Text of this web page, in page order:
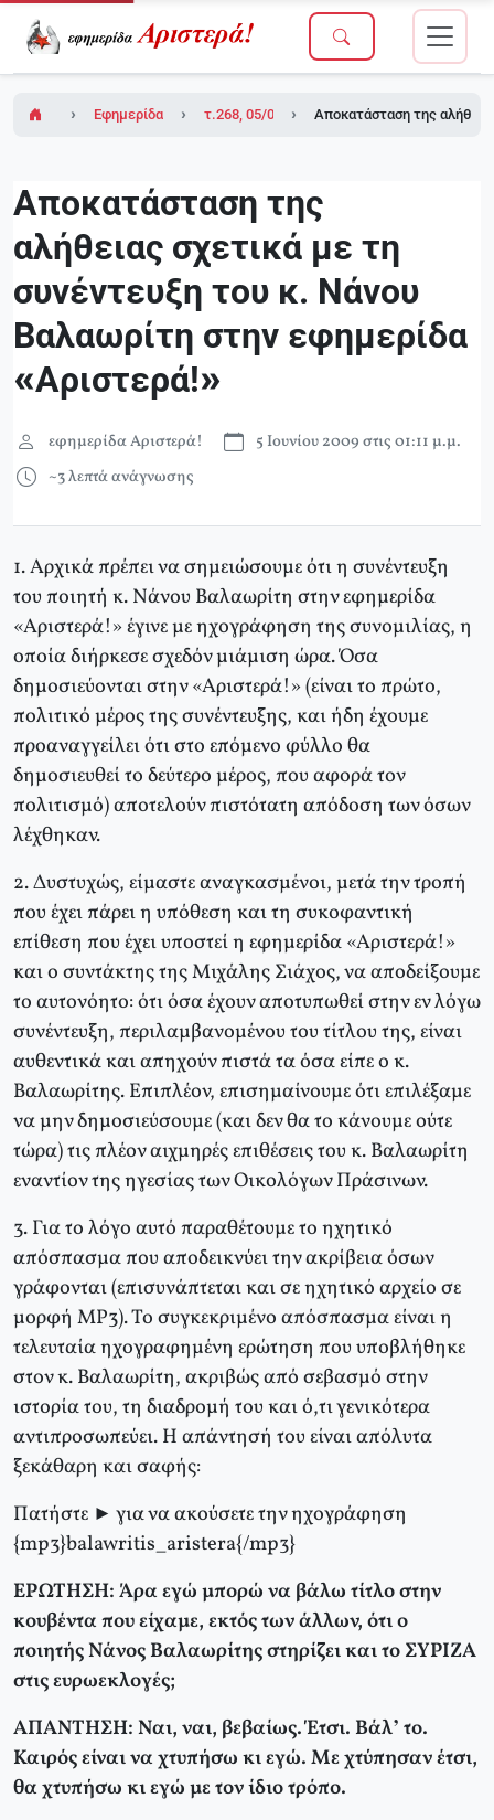
Εφημερίδα Αριστερά!τ.268, 05/06/2009Αποκατάσταση της
Αποκατάσταση της
αλήθειας σχετικά με τη
συνέντευξη του κ. Νάνου
Βαλαωρίτη στην εφημερίδα
«Αριστερά!»
εφημερίδα Αριστερά!
5 Ιουνίου 2009 στις 01:11 μ.μ.
~3 λεπτά ανάγνωσης
1. Αρχικά πρέπει να σημειώσουμε ότι η συνέντευξη
του ποιητή κ. Νάνου Βαλαωρίτη στην εφημερίδα
«Αριστερά!» έγινε με ηχογράφηση της συνομιλίας, η
οποία διήρκεσε σχεδόν μιάμιση ώρα. Όσα
δημοσιεύονται στην «Αριστερά!» (είναι το πρώτο,
πολιτικό μέρος της συνέντευξης, και ήδη έχουμε
προαναγγείλει ότι στο επόμενο φύλλο θα
δημοσιευθεί το δεύτερο μέρος, που αφορά τον
πολιτισμό) αποτελούν πιστότατη απόδοση των όσων
λέχθηκαν.
2. Δυστυχώς, είμαστε αναγκασμένοι, μετά την τροπή
που έχει πάρει η υπόθεση και τη συκοφαντική
επίθεση που έχει υποστεί η εφημερίδα «Αριστερά!»
και ο συντάκτης της Μιχάλης Σιάχος, να αποδείξουμε
το αυτονόητο: ότι όσα έχουν αποτυπωθεί στην εν λόγω
συνέντευξη, περιλαμβανομένου του τίτλου της, είναι
αυθεντικά και απηχούν πιστά τα όσα είπε ο κ.
Βαλαωρίτης. Επιπλέον, επισημαίνουμε ότι επιλέξαμε
να μην δημοσιεύσουμε (και δεν θα το κάνουμε ούτε
τώρα) τις πλέον αιχμηρές επιθέσεις του κ. Βαλαωρίτη
εναντίον της ηγεσίας των Οικολόγων Πράσινων.
3. Για το λόγο αυτό παραθέτουμε το ηχητικό
απόσπασμα που αποδεικνύει την ακρίβεια όσων
γράφονται (επισυνάπτεται και σε ηχητικό αρχείο σε
μορφή MP3). Το συγκεκριμένο απόσπασμα είναι η
τελευταία ηχογραφημένη ερώτηση που υποβλήθηκε
στον κ. Βαλαωρίτη, ακριβώς από σεβασμό στην
ιστορία του, τη διαδρομή του και ό,τι γενικότερα
αντιπροσωπεύει. Η απάντησή του είναι απόλυτα
ξεκάθαρη και σαφής:
Πατήστε ► για να ακούσετε την ηχογράφηση
{mp3}balawritis_aristera{/mp3}
ΕΡΩΤΗΣΗ: Άρα εγώ μπορώ να βάλω τίτλο στην
κουβέντα που είχαμε, εκτός των άλλων, ότι ο
ποιητής Νάνος Βαλαωρίτης στηρίζει και το ΣΥΡΙΖΑ
στις ευρωεκλογές;
ΑΠΑΝΤΗΣΗ: Ναι, ναι, βεβαίως. Έτσι. Βάλ’ το.
Καιρός είναι να χτυπήσω κι εγώ. Με χτύπησαν έτσι,
θα χτυπήσω κι εγώ με τον ίδιο τρόπο.